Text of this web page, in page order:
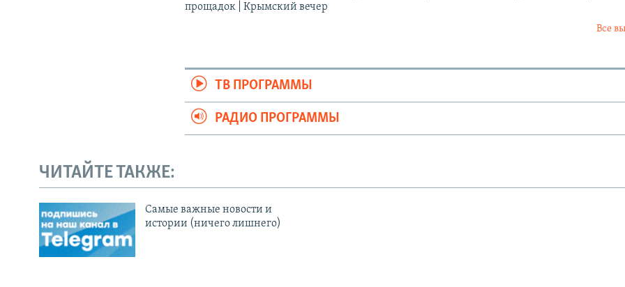
прощадок | Крымский вечер
Все
ТВ ПРОГРАММЫ
РАДИО ПРОГРАММЫ
ЧИТАЙТЕ ТАКЖЕ:
Cамые важные новости и
истории (ничего лишнего)